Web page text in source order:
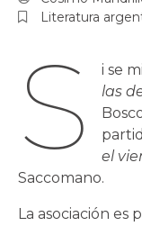
Literatura
S i se
las
el
Saccomano.
La asociación